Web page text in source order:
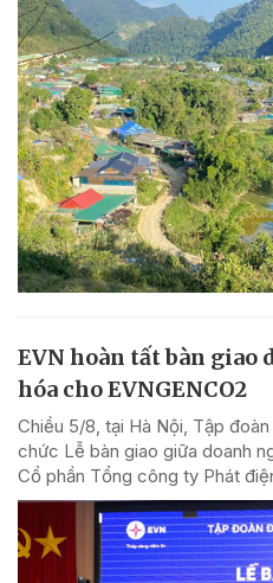
EVN hoàn tất bàn giao
hóa cho EVNGENCO2
Chiều 5/8, tại Hà Nội, Tập
chức Lễ bàn giao giữa doanh
Cổ phần Tổng công ty Phát